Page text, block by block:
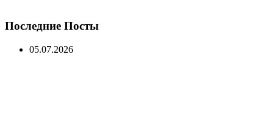
Последние Посты
05.07.2026